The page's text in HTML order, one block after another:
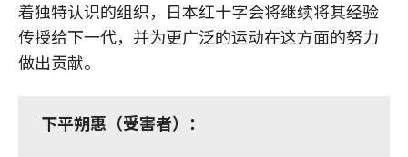
着独特认识的组织，日本红十字会将继续将其经验
传授给下一代，并为更广泛的运动在这方面的努力
做出贡献。
下平朔惠（受害者）：